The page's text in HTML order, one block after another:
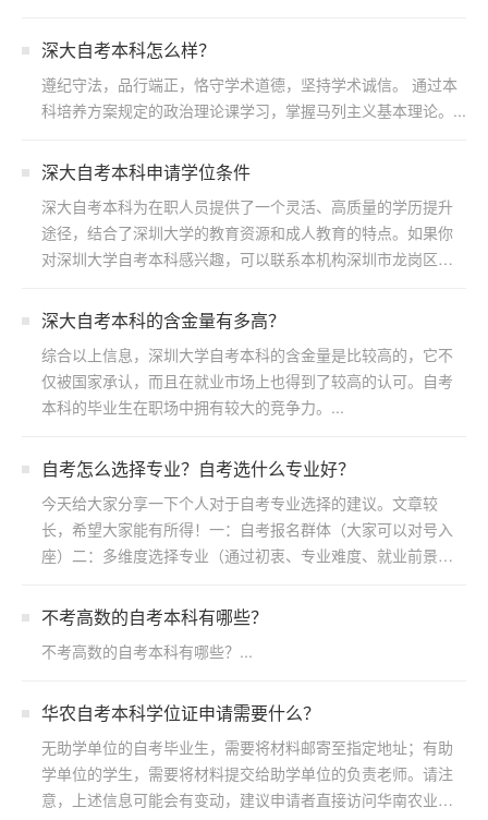
深大自考本科怎么样？
遵纪守法，品行端正，恪守学术道德，坚持学术诚信。 通过本
科培养方案规定的政治理论课学习，掌握马列主义基本理论。...
深大自考本科申请学位条件
深大自考本科为在职人员提供了一个灵活、高质量的学历提升
途径，结合了深圳大学的教育资源和成人教育的特点。如果你
对深圳大学自考本科感兴趣，可以联系本机构深圳市龙岗区浩
​深大自考本科的含金量有多高？
综合以上信息，深圳大学自考本科的含金量是比较高的，它不
仅被国家承认，而且在就业市场上也得到了较高的认可。自考
本科的毕业生在职场中拥有较大的竞争力。...
自考怎么选择专业？自考选什么专业好？
今天给大家分享一下个人对于自考专业选择的建议。文章较
长，希望大家能有所得！一：自考报名群体（大家可以对号入
座）二：多维度选择专业（通过初衷、专业难度、就业前景方
不考高数的自考本科有哪些？
不考高数的自考本科有哪些？...
华农自考本科学位证申请需要什么？
无助学单位的自考毕业生，需要将材料邮寄至指定地址；有助
学单位的学生，需要将材料提交给助学单位的负责老师。请注
意，上述信息可能会有变动，建议申请者直接访问华南农业大